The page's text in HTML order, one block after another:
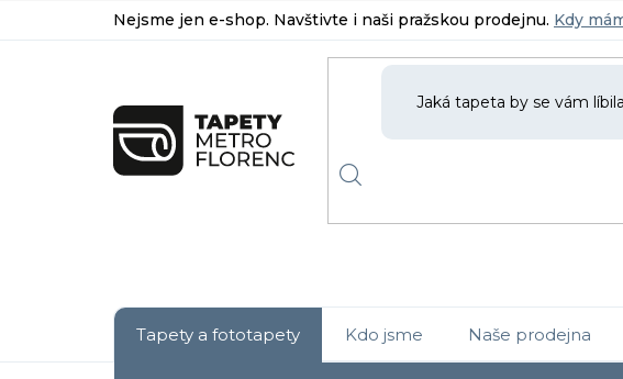
na
Nejsme jen e-shop. Navštivte i naši pražskou prodejnu. Kdy
Tapety a fototapety Kdo jsme Naše prodejna